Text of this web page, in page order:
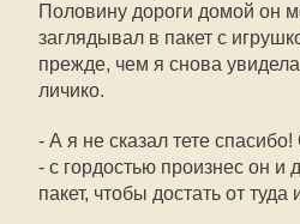
Половину дороги домой он
заглядывал в пакет с
прежде, чем я снова
личико.
- А я не сказал тете
- с гордостью произнес он и
пакет, чтобы достать от туда